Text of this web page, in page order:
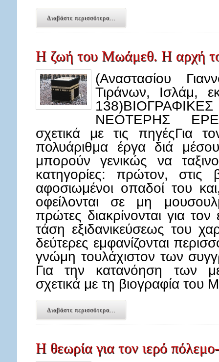
Διαβάστε περισσότερα...
Η ζωή του Μωάμεθ. Η αρχή
(Αναστασίου
Τιράνων, Ισλάμ,
ΝΕΟΤΕΡΗΣ
σχετικά με τις πηγέςΓια
πολυάριθμα έργα διά
μπορούν γενικώς να
κατηγορίες: πρώτον, στις
αφοσιωμένοι οπαδοί του
οφείλονται σε μη
πρώτες διακρίνονται για
τάση εξιδανικεύσεως του
δεύτερες εμφανίζονται
γνώμη τουλάχιστον των
Για την κατανόηση των
σχετικά με τη βιογραφία
Διαβάστε περισσότερα...
Η θεωρία για τον ιερό